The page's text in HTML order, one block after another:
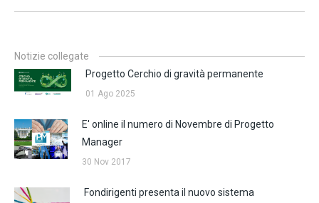
Notizie collegate
Progetto Cerchio di gravità permanente
01 Ago 2025
E' online il numero di Novembre di Progetto
Manager
30 Nov 2017
Fondirigenti presenta il nuovo sistema